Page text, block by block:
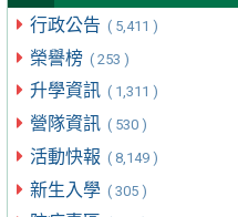
行政公告 ( 5,411 )
榮譽榜 ( 253 )
升學資訊 ( 1,311 )
營隊資訊 ( 530 )
活動快報 ( 8,149 )
新生入學 ( 305 )